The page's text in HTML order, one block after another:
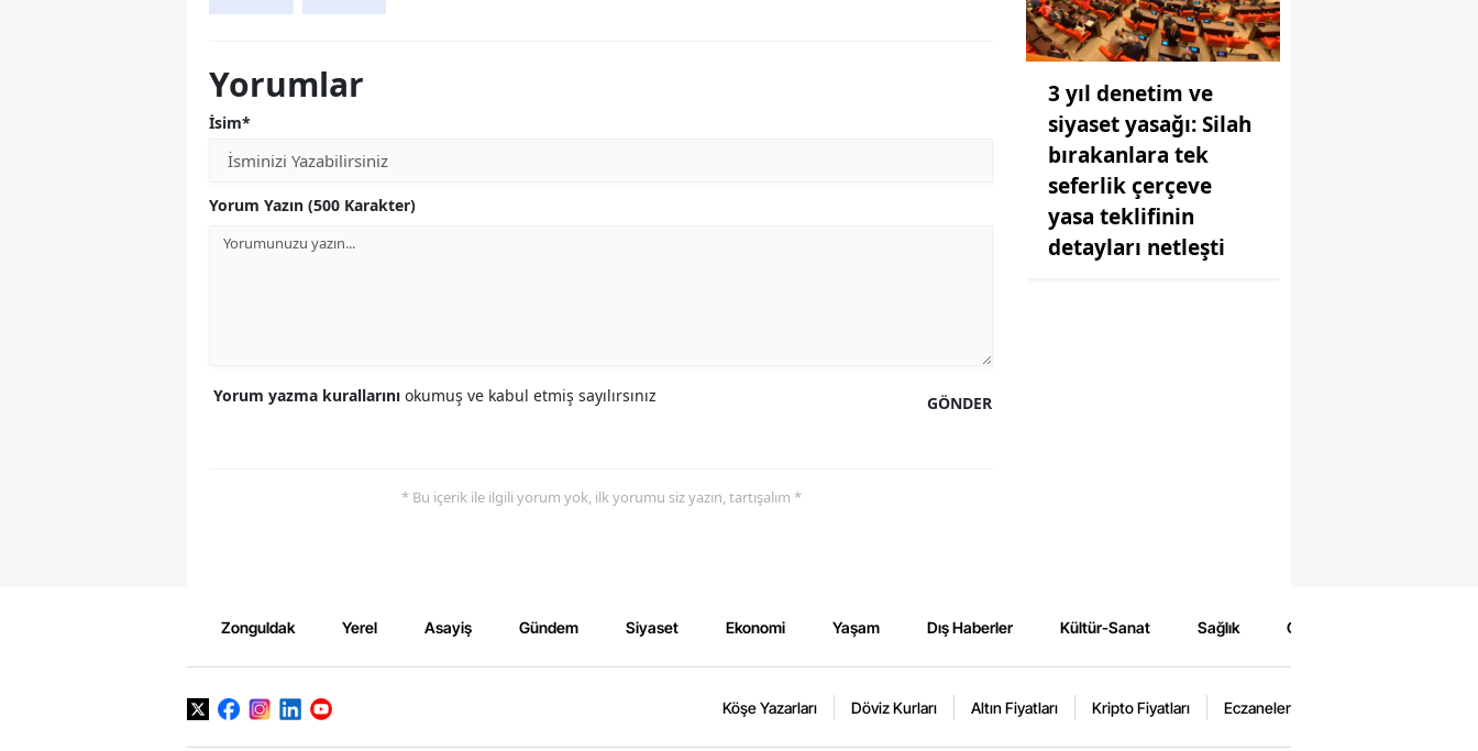
Yorumlar
İsim*
Yorum Yazın (500 Karakter)
GÖNDER
Yorum yazma kurallarını okumuş ve kabul etmiş sayılırsınız
* Bu içerik ile ilgili yorum yok, ilk yorumu siz yazın, tartışalım *
3 yıl denetim ve
siyaset yasağı: Silah
bırakanlara tek
seferlik çerçeve
yasa teklifinin
detayları netleşti
Zonguldak Yerel Asayiş Gündem Siyaset Ekonomi Yaşam Dış Haberler Kültür-Sanat Sağlık Çevre
Köşe Yazarları Döviz Kurları Altın Fiyatları Kripto Fiyatları Eczaneler